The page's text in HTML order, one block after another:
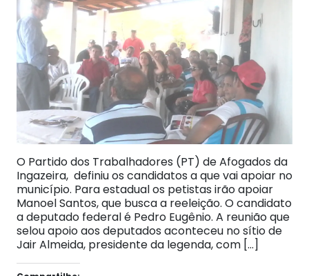
O Partido dos Trabalhadores (PT) de Afogados da
Ingazeira, definiu os candidatos a que vai apoiar no
município. Para estadual os petistas irão apoiar
Manoel Santos, que busca a reeleição. O candidato
a deputado federal é Pedro Eugênio. A reunião que
selou apoio aos deputados aconteceu no sítio de
Jair Almeida, presidente da legenda, com […]